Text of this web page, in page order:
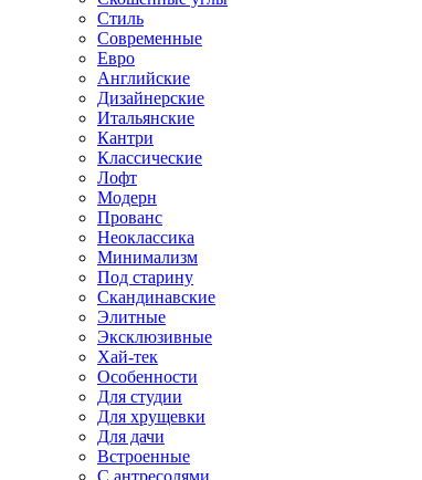
Стиль
Современные
Евро
Английские
Дизайнерские
Итальянские
Кантри
Классические
Лофт
Модерн
Прованс
Неоклассика
Минимализм
Под старину
Скандинавские
Элитные
Эксклюзивные
Хай-тек
Особенности
Для студии
Для хрущевки
Для дачи
Встроенные
С антресолями